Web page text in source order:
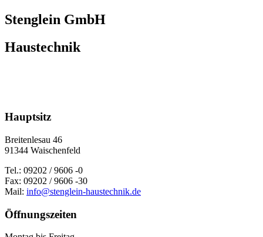
Stenglein GmbH
Haustechnik
Hauptsitz
Breitenlesau 46
91344 Waischenfeld
Tel.: 09202 / 9606 -0
Fax: 09202 / 9606 -30
Mail: info@stenglein-haustechnik.de
Öffnungszeiten